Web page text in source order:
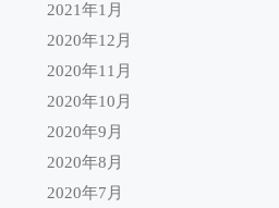
2021年1月
2020年12月
2020年11月
2020年10月
2020年9月
2020年8月
2020年7月